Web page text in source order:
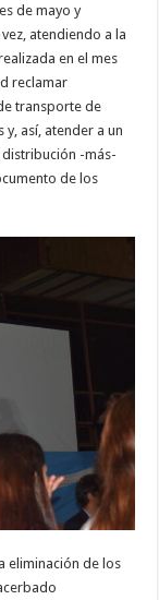
de mayo y
atendiendo a la
en el mes
reclamar
transporte de
así, atender a un
-más-
de los
eliminación de los